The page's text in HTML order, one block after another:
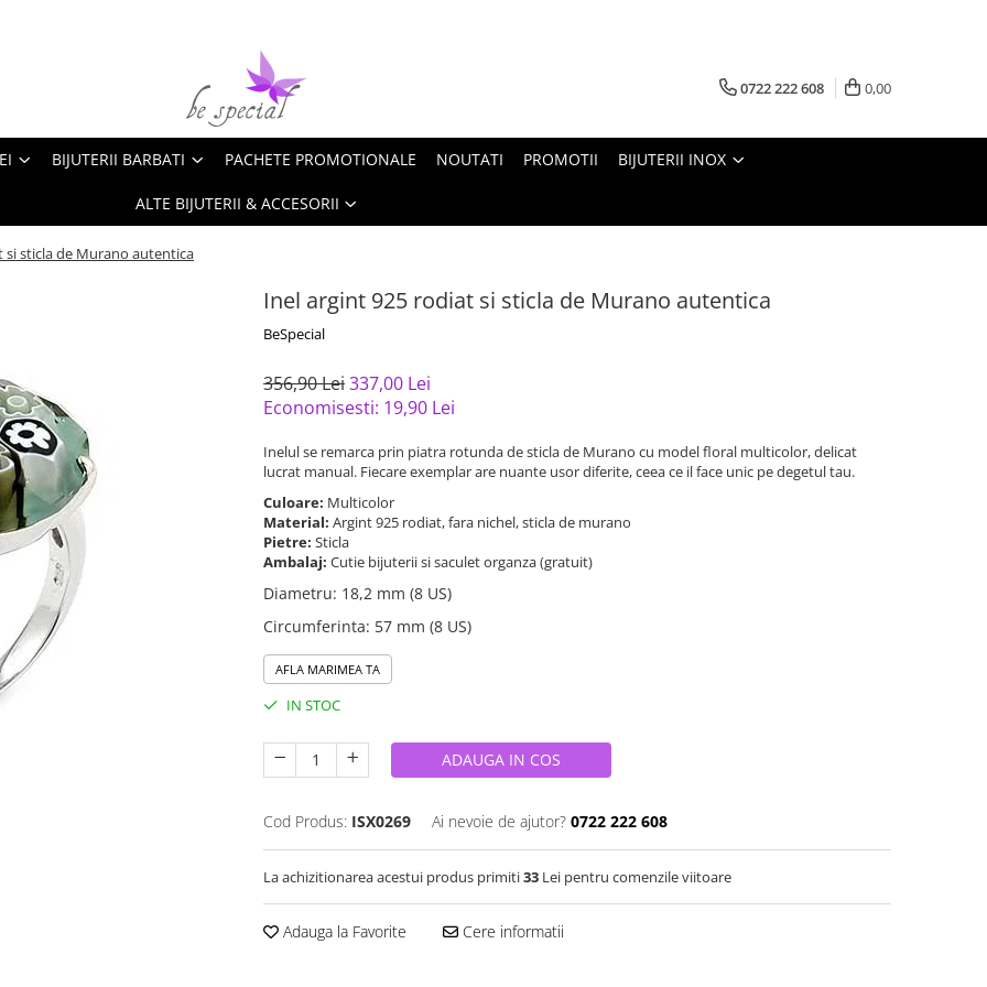
0722 222 608 0,00
BIJUTERII BARBATI PACHETE PROMOTIONALE NOUTATI PROMOTII BIJUTERII INOX
ALTE BIJUTERII & ACCESORII
si sticla de Murano autentica
Inel argint 925 rodiat si sticla de Murano autentica
BeSpecial
356,90 Lei337,00 Lei
Economisesti: 19,90 Lei
Inelul se remarca prin piatra rotunda de sticla de Murano cu model floral multicolor, delicat
lucrat manual. Fiecare exemplar are nuante usor diferite, ceea ce il face unic pe degetul tau.
Culoare: Multicolor
Material: Argint 925 rodiat, fara nichel, sticla de murano
Pietre: Sticla
Ambalaj: Cutie bijuterii si saculet organza (gratuit)
Diametru: 18,2 mm (8 US)
Circumferinta: 57 mm (8 US)
AFLA MARIMEA TA
IN STOC
ADAUGA IN COS
Cod Produs: ISX0269 Ai nevoie de ajutor? 0722 222 608
La achizitionarea acestui produs primiti33 Lei pentru comenzile viitoare
Adauga la Favorite Cere informatii